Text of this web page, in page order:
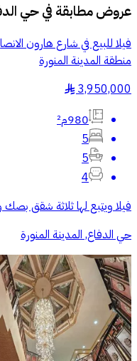
عروض مطابقة فيحي
فيلا للبيع في شارع هارون
منطقة المدينة المنورة
3,950,000
§
980م²
5
5
4
فيلا ويتبع لها ثلاثة شقق بصك
حي الدفاع, المدينة المنورة